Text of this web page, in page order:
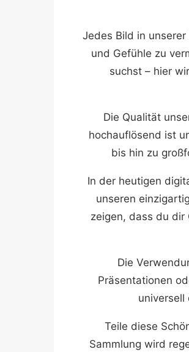
Jedes Bild in
und Gefühle zu
suchst – hier
Die Qualität
hochauflösend ist
bis hin zu
In der heutigen
unseren
zeigen, dass du dir
Die
Präsentationen
universell
Teile diese
Sammlung wird